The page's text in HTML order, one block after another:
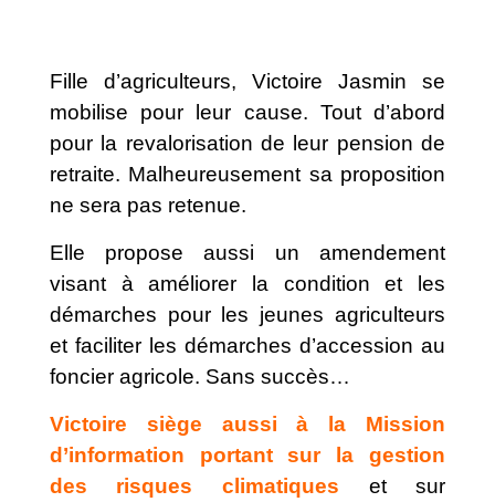
Fille d’agriculteurs, Victoire Jasmin se
mobilise pour leur cause. Tout d’abord
pour la revalorisation de leur pension de
retraite. Malheureusement sa proposition
ne sera pas retenue.
Elle propose aussi un amendement
visant à améliorer la condition et les
démarches pour les jeunes agriculteurs
et faciliter les démarches d’accession au
foncier agricole. Sans succès…
Victoire siège aussi à la Mission
d’information portant sur la gestion
des risques climatiques et sur